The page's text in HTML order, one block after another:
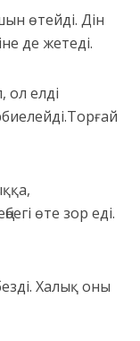
өтейді. Дін
де жетеді.
ол елді
өте зор еді.
Халық оны